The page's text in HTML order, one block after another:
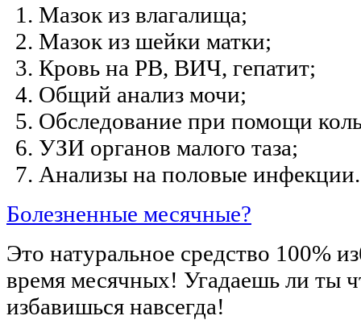
Мазок из влагалища;
Мазок из шейки матки;
Кровь на РВ, ВИЧ, гепатит;
Общий анализ мочи;
Обследование при помощи
УЗИ органов малого таза;
Анализы на половые инфекции.
Болезненные месячные?
Это натуральное средство 100%
время месячных! Угадаешь ли ты
избавишься навсегда!